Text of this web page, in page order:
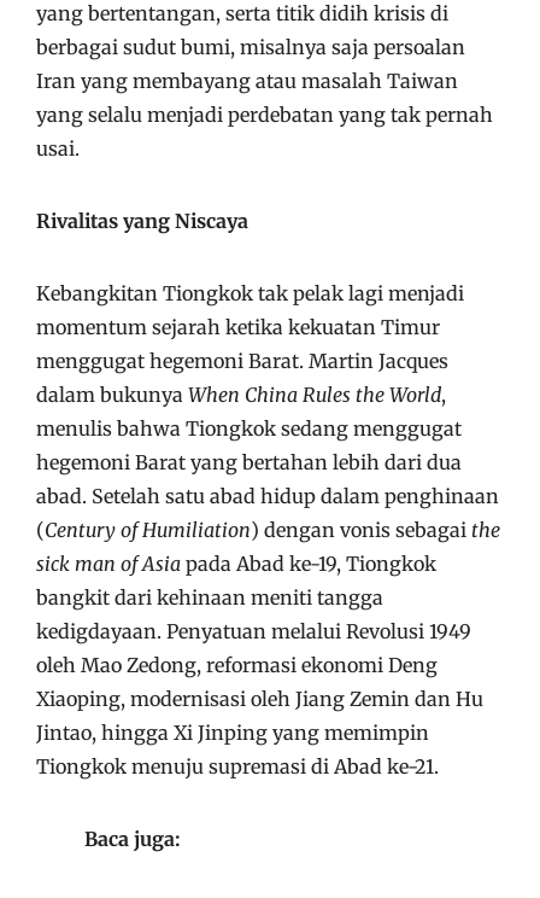
yang bertentangan, serta titik didih krisis di
berbagai sudut bumi, misalnya saja persoalan
Iran yang membayang atau masalah Taiwan
yang selalu menjadi perdebatan yang tak pernah
usai.
Rivalitas yang Niscaya
Kebangkitan Tiongkok tak pelak lagi menjadi
momentum sejarah ketika kekuatan Timur
menggugat hegemoni Barat. Martin Jacques
dalam bukunya When China Rules the World,
menulis bahwa Tiongkok sedang menggugat
hegemoni Barat yang bertahan lebih dari dua
abad. Setelah satu abad hidup dalam penghinaan
(Century of Humiliation) dengan vonis sebagai the
sick man of Asia pada Abad ke-19, Tiongkok
bangkit dari kehinaan meniti tangga
kedigdayaan. Penyatuan melalui Revolusi 1949
oleh Mao Zedong, reformasi ekonomi Deng
Xiaoping, modernisasi oleh Jiang Zemin dan Hu
Jintao, hingga Xi Jinping yang memimpin
Tiongkok menuju supremasi di Abad ke-21.
Baca juga: